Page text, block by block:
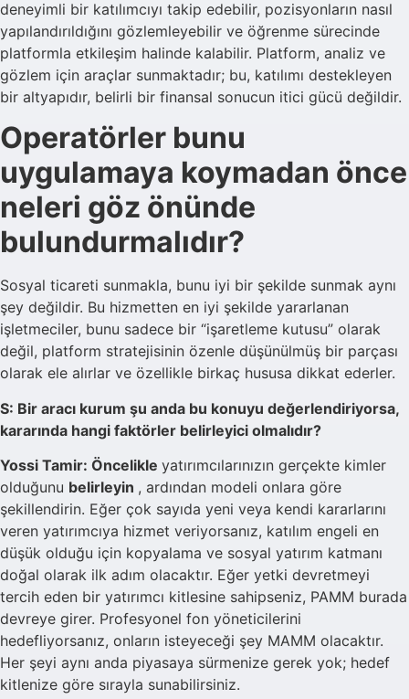
deneyimli bir katılımcıyı takip edebilir, pozisyonların nasıl
yapılandırıldığını gözlemleyebilir ve öğrenme sürecinde
platformla etkileşim halinde kalabilir. Platform, analiz ve
gözlem için araçlar sunmaktadır; bu, katılımı destekleyen
bir altyapıdır, belirli bir finansal sonucun itici gücü değildir.
Operatörler bunu
uygulamaya koymadan önce
neleri göz önünde
bulundurmalıdır?
Sosyal ticareti sunmakla, bunu iyi bir şekilde sunmak aynı
şey değildir. Bu hizmetten en iyi şekilde yararlanan
işletmeciler, bunu sadece bir “işaretleme kutusu” olarak
değil, platform stratejisinin özenle düşünülmüş bir parçası
olarak ele alırlar ve özellikle birkaç hususa dikkat ederler.
S: Bir aracı kurum şu anda bu konuyu değerlendiriyorsa,
kararında hangi faktörler belirleyici olmalıdır?
Yossi Tamir: Öncelikle yatırımcılarınızın gerçekte kimler
olduğunu belirleyin , ardından modeli onlara göre
şekillendirin. Eğer çok sayıda yeni veya kendi kararlarını
veren yatırımcıya hizmet veriyorsanız, katılım engeli en
düşük olduğu için kopyalama ve sosyal yatırım katmanı
doğal olarak ilk adım olacaktır. Eğer yetki devretmeyi
tercih eden bir yatırımcı kitlesine sahipseniz, PAMM burada
devreye girer. Profesyonel fon yöneticilerini
hedefliyorsanız, onların isteyeceği şey MAMM olacaktır.
Her şeyi aynı anda piyasaya sürmenize gerek yok; hedef
kitlenize göre sırayla sunabilirsiniz.